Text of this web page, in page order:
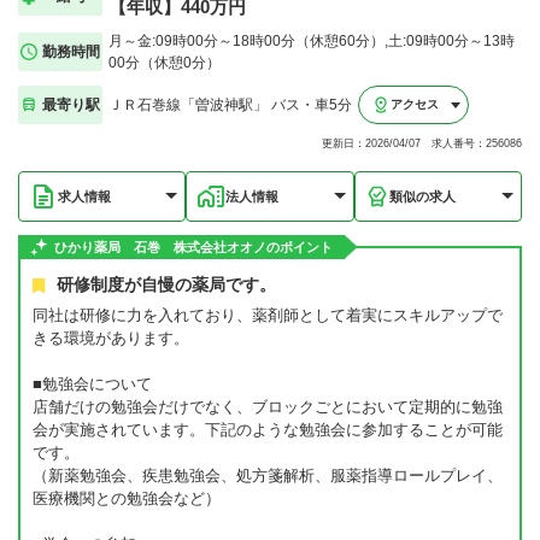
【年収】440万円
勤務時間
月～金:09時00分～18時00分（休憩60分）,土:09時00分～13時
00分（休憩0分）
最寄り駅 ＪＲ石巻線「曽波神駅」 バス・車5分 アクセス
更新日：2026/04/07 求人番号：256086
求人情報 法人情報 類似の求人
ひかり薬局 石巻 株式会社オオノのポイント
研修制度が自慢の薬局です。
同社は研修に力を入れており、薬剤師として着実にスキルアップで
きる環境があります。
■勉強会について
店舗だけの勉強会だけでなく、ブロックごとにおいて定期的に勉強
会が実施されています。下記のような勉強会に参加することが可能
です。
（新薬勉強会、疾患勉強会、処方箋解析、服薬指導ロールプレイ、
医療機関との勉強会など）